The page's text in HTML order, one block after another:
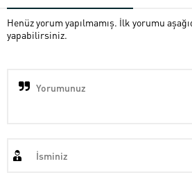
Henüz yorum yapılmamış. İlk yorumu
yapabilirsiniz.